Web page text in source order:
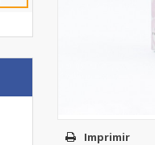
Imprimir